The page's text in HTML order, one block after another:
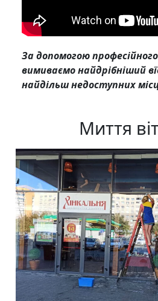
За допомогою
вимиваємо найдрібніший
найдільш недоступних
Миття